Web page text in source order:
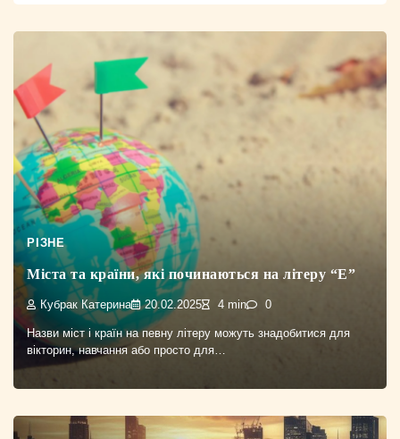
РІЗНЕ
Міста та країни, які починаються на літеру “Е”
Кубрак Катерина 20.02.2025 4 min 0
Назви міст і країн на певну літеру можуть знадобитися для
вікторин, навчання або просто для…